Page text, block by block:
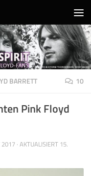
BARRETT 10
Pink Floyd
2017 · AKTUALISIERT 15.